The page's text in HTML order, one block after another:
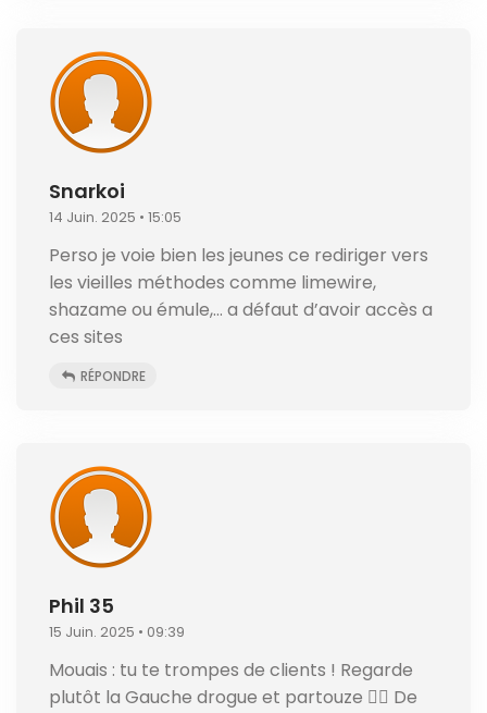
Snarkoi
14 Juin. 2025 • 15:05
Perso je voie bien les jeunes ce rediriger vers
les vieilles méthodes comme limewire,
shazame ou émule,… a défaut d’avoir accès a
ces sites
RÉPONDRE
Phil 35
15 Juin. 2025 • 09:39
Mouais : tu te trompes de clients ! Regarde
plutôt la Gauche drogue et partouze 👈🏻 De